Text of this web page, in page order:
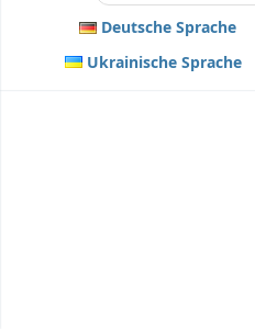
Deutsche Sprache
Ukrainische Sprache